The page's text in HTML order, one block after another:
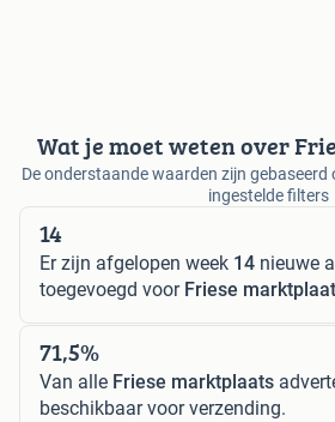
Wat je moet weten over
De onderstaande waarden zijn gebaseerd
ingestelde filters
14
Er zijn afgelopen week 14 nieuwe
toegevoegd voor Friese
71,5%
Van alle Friese marktplaats
beschikbaar voor verzending.